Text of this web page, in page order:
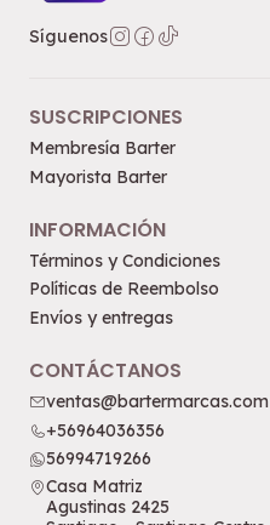
Síguenos
SUSCRIPCIONES
Membresía Barter
Mayorista Barter
INFORMACIÓN
Términos y Condiciones
Políticas de Reembolso
Envíos y entregas
CONTÁCTANOS
ventas@bartermarcas.com
+56964036356
56994719266
Casa Matriz
Agustinas 2425